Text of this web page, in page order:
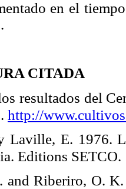
en el
CITADA
resultados del
http://
Laville, E. 1976.
Editions SETCO.
and Riberiro, O.